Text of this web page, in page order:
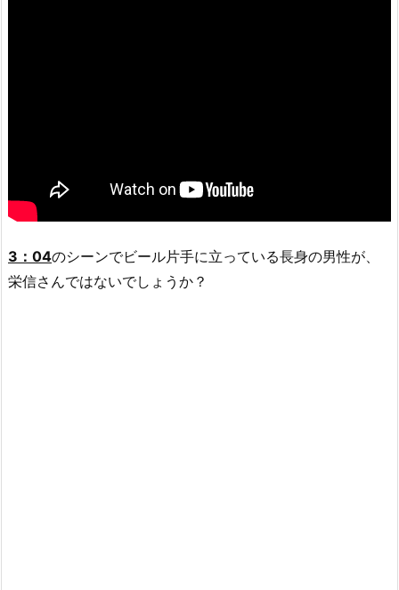
3：04のシーンでビール片手に立っている長身の男性が、
栄信さんではないでしょうか？